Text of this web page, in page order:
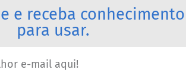
e receba conhecimento
para usar.